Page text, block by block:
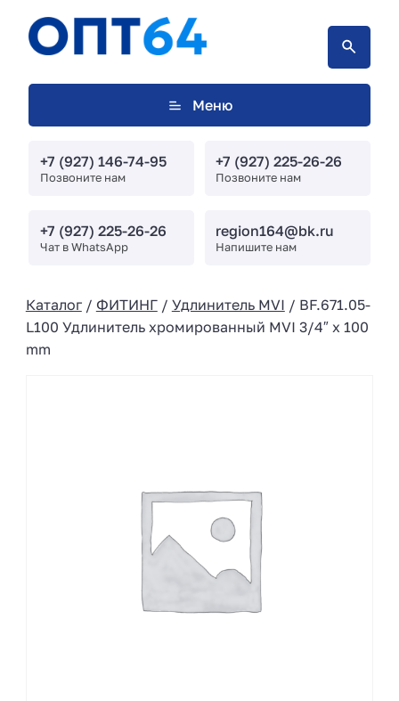
Меню
+7 (927) 146-74-95
Позвоните нам
+7 (927) 225-26-26
Позвоните нам
+7 (927) 225-26-26
Чат в WhatsApp
region164@bk.ru
Напишите нам
Каталог/ ФИТИНГ/ Удлинитель MVI / BF.671.05-
L100 Удлинитель хромированный MVI 3/4″ x 100
mm